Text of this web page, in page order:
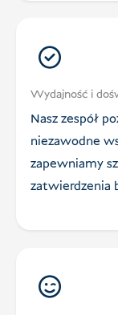
Wydajność i
Nasz zespół
niezawodne
zapewniamy
zatwierdzenia